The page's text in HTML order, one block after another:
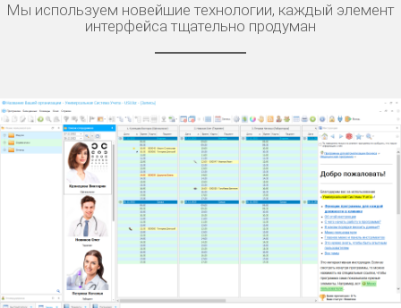
Мы используем новейшие технологии, каждый элемент
интерфейса тщательно продуман